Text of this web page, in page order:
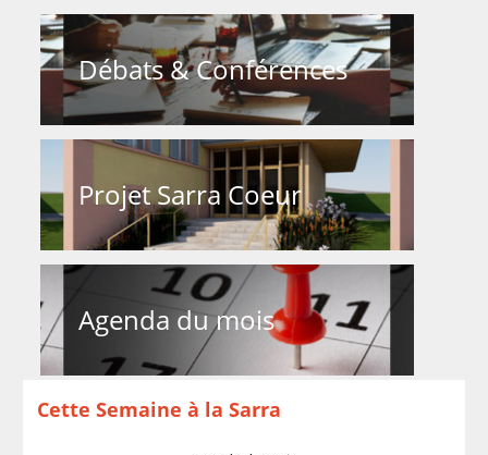
Débats & Conférences
Projet Sarra Coeur
Agenda du mois
Cette Semaine à la Sarra